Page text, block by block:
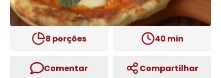
8 porções 40 min
Comentar Compartilhar